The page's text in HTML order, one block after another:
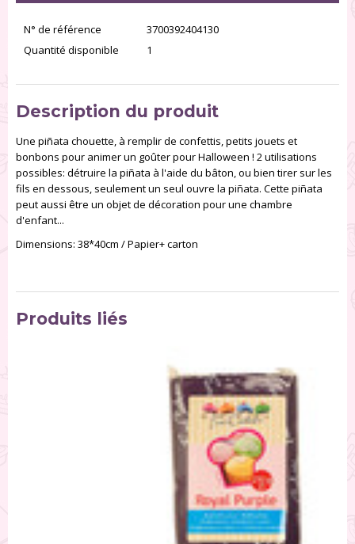
N° de référence
3700392404130
Quantité disponible
1
Description du produit
Une piñata chouette, à remplir de confettis, petits jouets et
bonbons pour animer un goûter pour Halloween ! 2 utilisations
possibles: détruire la piñata à l'aide du bâton, ou bien tirer sur les
fils en dessous, seulement un seul ouvre la piñata. Cette piñata
peut aussi être un objet de décoration pour une chambre
d'enfant...
Dimensions: 38*40cm / Papier+ carton
Produits liés